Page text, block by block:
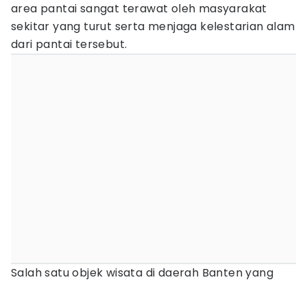
area pantai sangat terawat oleh masyarakat
sekitar yang turut serta menjaga kelestarian alam
dari pantai tersebut.
Salah satu objek wisata di daerah Banten yang